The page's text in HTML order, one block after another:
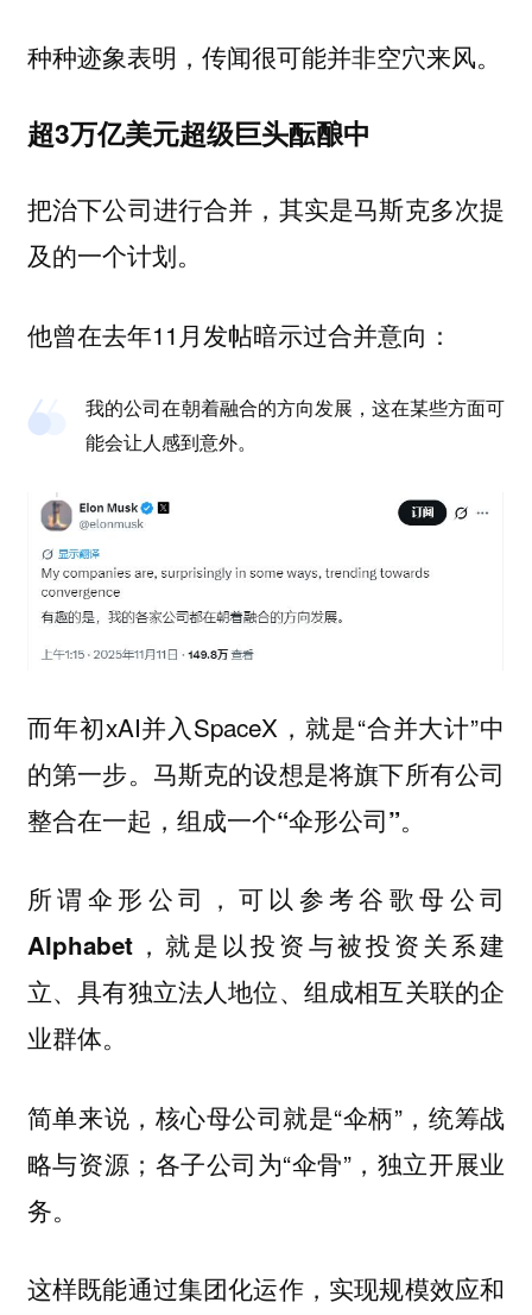
种种迹象表明，传闻很可能并非空穴来风。
超3万亿美元超级巨头酝酿中
把治下公司进行合并，其实是马斯克多次提
及的一个计划。
他曾在去年11月发帖暗示过合并意向：
我的公司在朝着融合的方向发展，这在某些方面可
能会让人感到意外。
而年初xAI并入SpaceX，就是“合并大计”中
的第一步。马斯克的设想是将旗下所有公司
整合在一起，组成一个“伞形公司”。
所谓伞形公司，可以参考谷歌母公司
Alphabet，就是以投资与被投资关系建
立、具有独立法人地位、组成相互关联的企
业群体。
简单来说，核心母公司就是“伞柄”，统筹战
略与资源；各子公司为“伞骨”，独立开展业
务。
这样既能通过集团化运作，实现规模效应和